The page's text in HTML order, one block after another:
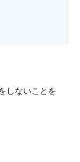
しないことを